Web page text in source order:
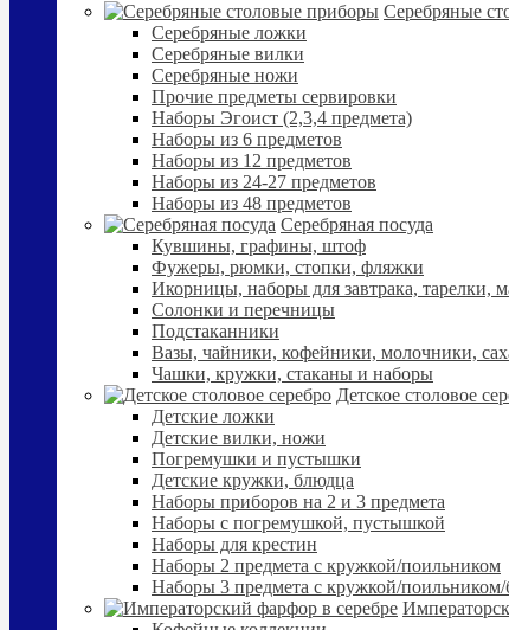
Cеребряные
Серебряные ложки
Серебряные вилки
Серебряные ножи
Прочие предметы сервировки
Наборы Эгоист (2,3,4 предмета)
Наборы из 6 предметов
Наборы из 12 предметов
Наборы из 24-27 предметов
Наборы из 48 предметов
Серебряная посуда
Кувшины, графины, штоф
Фужеры, рюмки, стопки, фляжки
Икорницы, наборы для завтрака, тарелки,
Солонки и перечницы
Подстаканники
Вазы, чайники, кофейники, молочники,
Чашки, кружки, стаканы и наборы
Детское столовое
Детские ложки
Детские вилки, ножи
Погремушки и пустышки
Детские кружки, блюдца
Наборы приборов на 2 и 3 предмета
Наборы с погремушкой, пустышкой
Наборы для крестин
Наборы 2 предмета с кружкой/поильником
Наборы 3 предмета с кружкой/